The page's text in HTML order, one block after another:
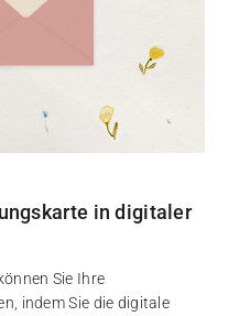
in digitaler
Sie Ihre
indem Sie die digitale